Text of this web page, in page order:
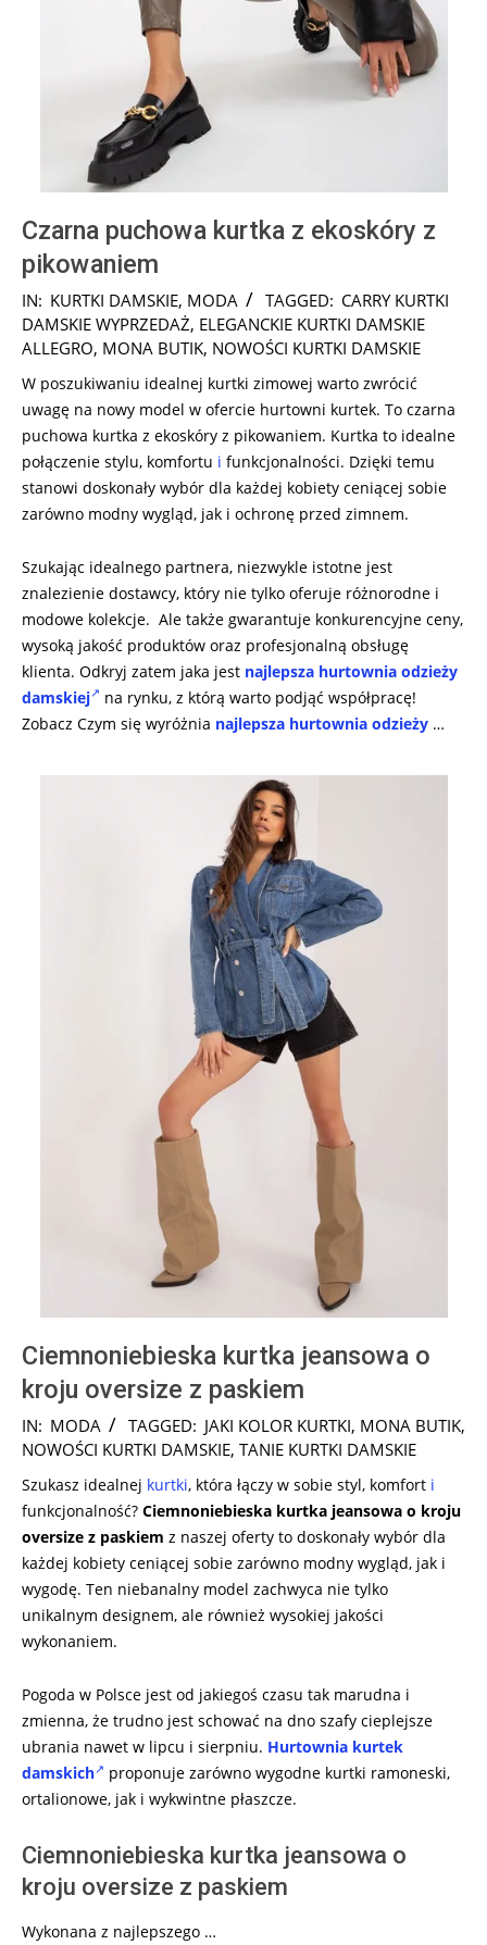
Czarna puchowa kurtka z ekoskóry z
pikowaniem
2024-
08-
11
IN: KURTKI DAMSKIE, MODA TAGGED: CARRY KURTKI
DAMSKIE WYPRZEDAŻ, ELEGANCKIE KURTKI DAMSKIE
ALLEGRO, MONA BUTIK, NOWOŚCI KURTKI DAMSKIE
W poszukiwaniu idealnej kurtki zimowej warto zwrócić
uwagę na nowy model w ofercie hurtowni kurtek. To czarna
puchowa kurtka z ekoskóry z pikowaniem. Kurtka to idealne
połączenie stylu, komfortu i funkcjonalności. Dzięki temu
stanowi doskonały wybór dla każdej kobiety ceniącej sobie
zarówno modny wygląd, jak i ochronę przed zimnem.
Szukając idealnego partnera, niezwykle istotne jest
znalezienie dostawcy, który nie tylko oferuje różnorodne i
modowe kolekcje. Ale także gwarantuje konkurencyjne ceny,
wysoką jakość produktów oraz profesjonalną obsługę
klienta. Odkryj zatem jaka jest najlepsza hurtownia odzieży
damskiej
na rynku, z którą warto podjąć współpracę!
Zobacz Czym się wyróżnia najlepsza hurtownia odzieży …
Ciemnoniebieska kurtka jeansowa o
kroju oversize z paskiem
2024-
08-
IN: MODA TAGGED: JAKI KOLOR KURTKI, MONA BUTIK,
NOWOŚCI KURTKI DAMSKIE, TANIE KURTKI DAMSKIE
Szukasz idealnej kurtki, która łączy w sobie styl, komfort i
funkcjonalność? Ciemnoniebieska kurtka jeansowa o kroju
oversize z paskiem z naszej oferty to doskonały wybór dla
każdej kobiety ceniącej sobie zarówno modny wygląd, jak i
wygodę. Ten niebanalny model zachwyca nie tylko
unikalnym designem, ale również wysokiej jakości
wykonaniem.
Pogoda w Polsce jest od jakiegoś czasu tak marudna i
zmienna, że trudno jest schować na dno szafy cieplejsze
ubrania nawet w lipcu i sierpniu. Hurtownia kurtek
damskich
proponuje zarówno wygodne kurtki ramoneski,
ortalionowe, jak i wykwintne płaszcze.
Ciemnoniebieska kurtka jeansowa o
kroju oversize z paskiem
Wykonana z najlepszego …